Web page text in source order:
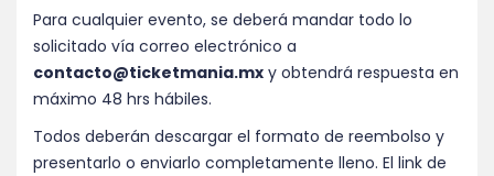
Para cualquier evento, se deberá mandar todo lo
solicitado vía correo electrónico a
contacto@ticketmania.mx y obtendrá respuesta en
máximo 48 hrs hábiles.
Todos deberán descargar el formato de reembolso y
presentarlo o enviarlo completamente lleno. El link de